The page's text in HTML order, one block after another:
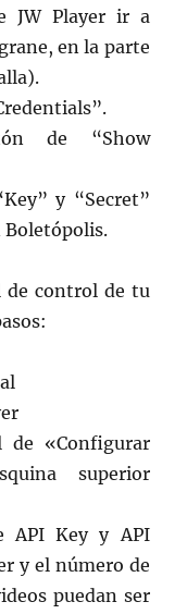
JW Player ir a
en la parte
de “Show
y “Secret”
Boletópolis.
de control de tu
«Configurar
superior
API Key y API
y el número de
puedan ser